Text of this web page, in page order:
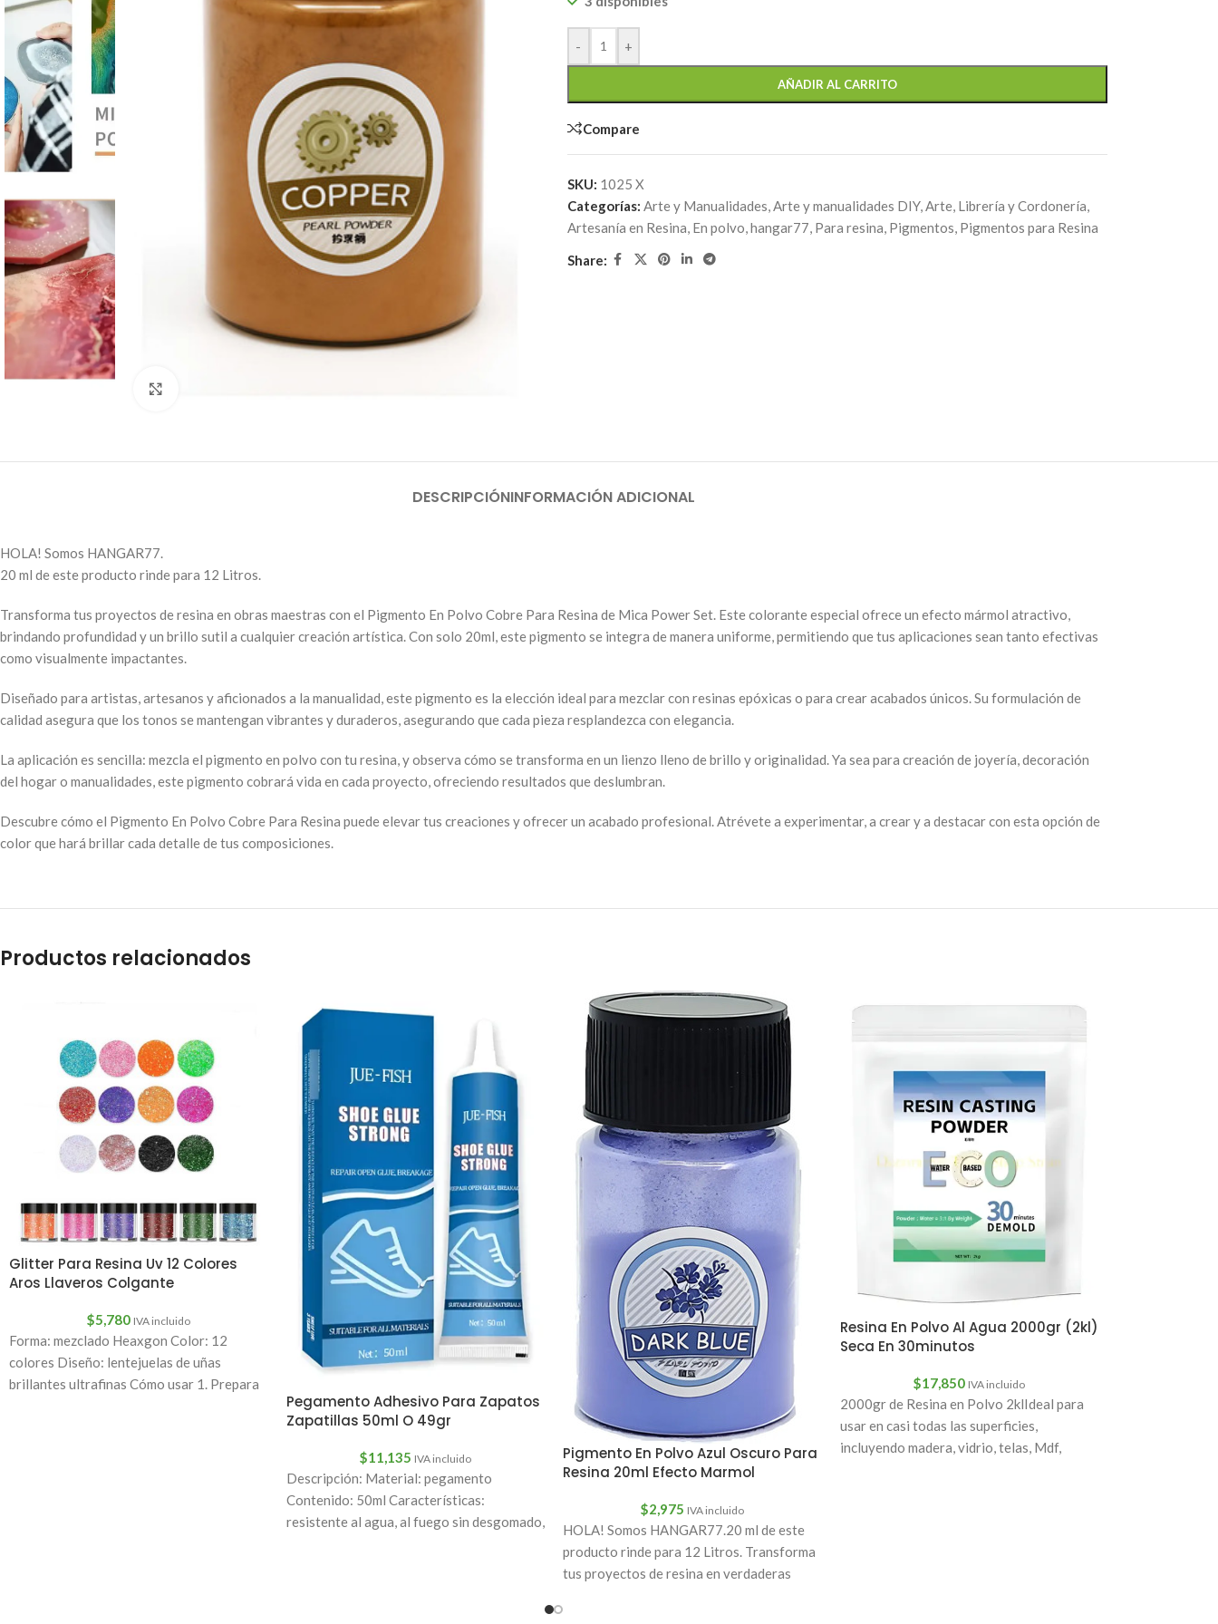
- +
AÑADIR AL CARRITO
Compare
SKU: 1025 X
Categorías: Arte y Manualidades,Arte y manualidades DIY,Arte, Librería y Cordonería,
Artesanía en Resina, En polvo,hangar77, Para resina, Pigmentos, Pigmentos para Resina
Share:
DESCRIPCIÓNINFORMACIÓN ADICIONAL
HOLA! Somos HANGAR77.
20 ml de este producto rinde para 12 Litros.
Transforma tus proyectos de resina en obras maestras con el Pigmento En Polvo Cobre Para Resina de Mica Power Set. Este colorante especial ofrece un efecto mármol atractivo,
brindando profundidad y un brillo sutil a cualquier creación artística. Con solo 20ml, este pigmento se integra de manera uniforme, permitiendo que tus aplicaciones sean tanto efectivas
como visualmente impactantes.
Diseñado para artistas, artesanos y aficionados a la manualidad, este pigmento es la elección ideal para mezclar con resinas epóxicas o para crear acabados únicos. Su formulación de
calidad asegura que los tonos se mantengan vibrantes y duraderos, asegurando que cada pieza resplandezca con elegancia.
La aplicación es sencilla: mezcla el pigmento en polvo con tu resina, y observa cómo se transforma en un lienzo lleno de brillo y originalidad. Ya sea para creación de joyería, decoración
del hogar o manualidades, este pigmento cobrará vida en cada proyecto, ofreciendo resultados que deslumbran.
Descubre cómo el Pigmento En Polvo Cobre Para Resina puede elevar tus creaciones y ofrecer un acabado profesional. Atrévete a experimentar, a crear y a destacar con esta opción de
color que hará brillar cada detalle de tus composiciones.
Productos relacionados
Glitter Para Resina Uv 12 Colores
Aros Llaveros Colgante
$5,780 IVA incluido
Forma: mezclado Heaxgon Color: 12
colores Diseño: lentejuelas de uñas
brillantes ultrafinas Cómo usar 1. Prepara
Pegamento Adhesivo Para Zapatos
Zapatillas 50ml O 49gr
$11,135 IVA incluido
Descripción: Material: pegamento
Contenido: 50ml Características:
resistente al agua, al fuego sin desgomado,
Pigmento En Polvo Azul Oscuro Para
Resina 20ml Efecto Marmol
$2,975 IVA incluido
HOLA! Somos HANGAR77.20 ml de este
producto rinde para 12 Litros. Transforma
tus proyectos de resina en verdaderas
Resina En Polvo Al Agua 2000gr (2kl)
Seca En 30minutos
$17,850 IVA incluido
2000gr de Resina en Polvo 2klIdeal para
usar en casi todas las superficies,
incluyendo madera, vidrio, telas, Mdf,